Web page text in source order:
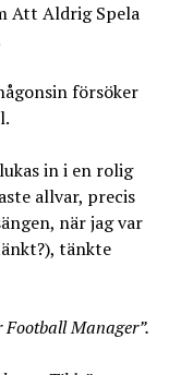
Att Aldrig Spela
försöker
in i en rolig
allvar, precis
när jag var
tänkte
Manager”.